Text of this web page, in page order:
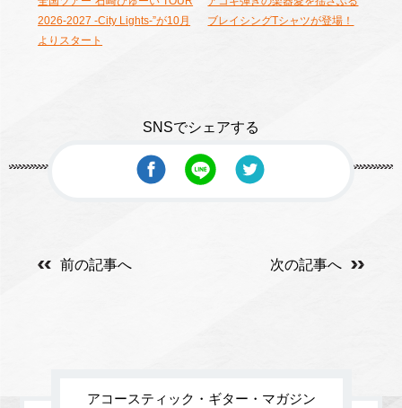
2026-2027 -City Lights-”が10月
よりスタート
ブレイシングTシャツが登場！
SNSでシェアする
前の記事へ 次の記事へ
アコースティック・ギター・マガジン